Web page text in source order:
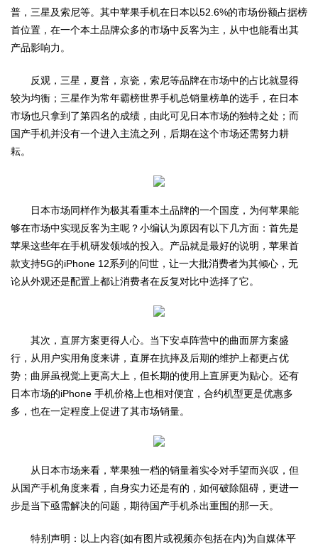
普，三星及索尼等。其中苹果手机在日本以52.6%的市场份额占据榜
首位置，在一个本土品牌众多的市场中反客为主，从中也能看出其
产品影响力。
反观，三星，夏普，京瓷，索尼等品牌在市场中的占比就显得
较为均衡；三星作为常年霸榜世界手机总销量榜单的选手，在日本
市场也只拿到了第四名的成绩，由此可见日本市场的独特之处；而
国产手机并没有一个进入主流之列，后期在这个市场还需努力耕
耘。
日本市场同样作为极其看重本土品牌的一个国度，为何苹果能
够在市场中实现反客为主呢？小编认为原因有以下几方面：首先是
苹果这些年在手机研发领域的投入。产品就是最好的说明，苹果首
款支持5G的iPhone 12系列的问世，让一大批消费者为其倾心，无
论从外观还是配置上都让消费者在反复对比中选择了它。
其次，直屏方案更得人心。当下安卓阵营中的曲面屏方案盛
行，从用户实用角度来讲，直屏在抗摔及后期的维护上都更占优
势；曲屏虽视觉上更高大上，但长期的使用上直屏更为贴心。还有
日本市场的iPhone 手机价格上也相对便宜，合约机型更是优惠多
多，也在一定程度上促进了其市场销量。
从日本市场来看，苹果独一档的销量着实令对手望而兴叹，但
从国产手机角度来看，自身实力还是有的，如何破除阻碍，更进一
步是当下亟需解决的问题，期待国产手机杀出重围的那一天。
特别声明：以上内容(如有图片或视频亦包括在内)为自媒体平